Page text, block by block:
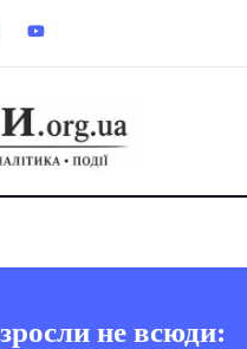
не всюди: